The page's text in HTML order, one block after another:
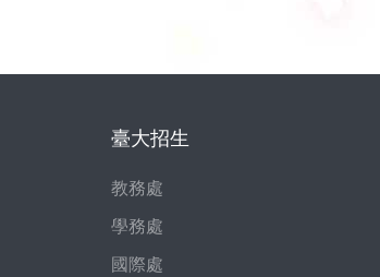
臺大招生
教務處
學務處
國際處